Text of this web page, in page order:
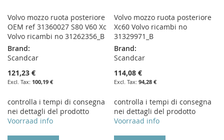
Volvo mozzo ruota posteriore
OEM ref 31360027 S80 V60 Xc
Volvo ricambi no 31262356_B
Brand:
Scandcar
121,23 €
100,19 €
controlla i tempi di consegna
nei dettagli del prodotto
Voorraad info
Volvo mozzo ruota posteriore
Xc60 Volvo ricambi no
31329971_B
Brand:
Scandcar
114,08 €
94,28 €
controlla i tempi di consegna
nei dettagli del prodotto
Voorraad info